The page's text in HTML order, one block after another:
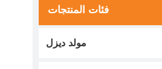
فئات المنتجات
مولد ديزل